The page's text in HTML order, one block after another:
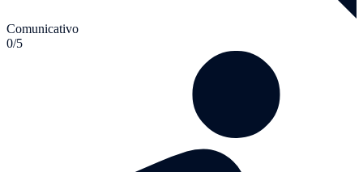
Comunicativo
0/5